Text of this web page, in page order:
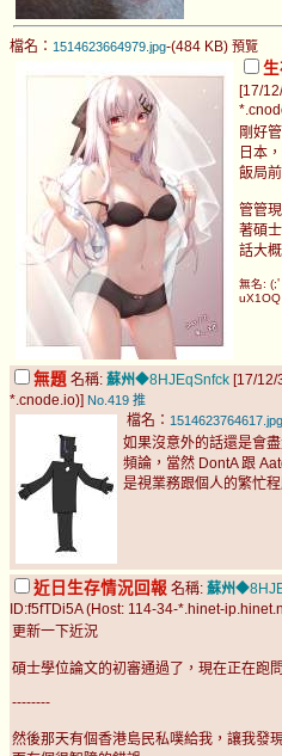
檔名： 1514623664979.jpg-(484 KB) 預覽
[17/
剛好
日本
飯局
管管
著碩
話大
無名: (;
無題 名稱: 蘇州◆8HJEqSnfck [17/
*.cnode.io)] No.419 推
檔名： 1514623764617.jpg
如果沒意外的話還是會
頻論，當然 DontA 跟
是視業務跟個人的繁忙
近日生存情況回報 名稱: 蘇州
ID:f5fTDi5A (Host: 114-34-*.hinet-
更新一下近況
碩士學位論文的初審通過了，現在正在跑
--------
然後那天有個香港島民私噗給我，讓我發